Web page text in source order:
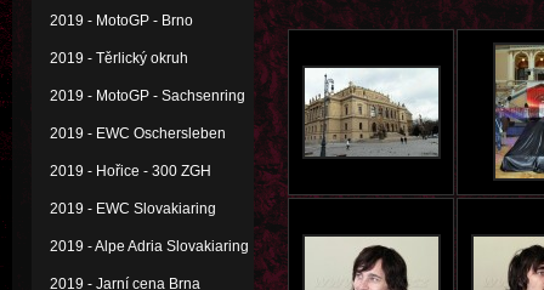
2019 - MotoGP - Brno
2019 - Těrlický okruh
2019 - MotoGP - Sachsenring
2019 - EWC Oschersleben
2019 - Hořice - 300 ZGH
2019 - EWC Slovakiaring
2019 - Alpe Adria Slovakiaring
2019 - Jarní cena Brna